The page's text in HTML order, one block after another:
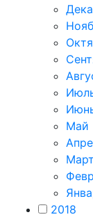
Май
Март
2018